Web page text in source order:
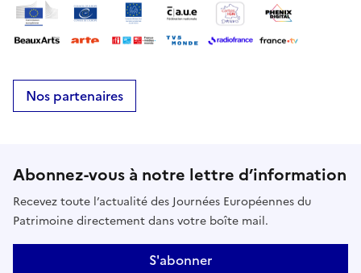
Nos partenaires
Abonnez-vous à notre lettre d’information
Recevez toute l’actualité des Journées Européennes du
Patrimoine directement dans votre boîte mail.
S'abonner